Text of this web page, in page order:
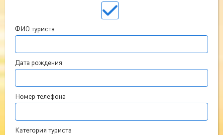
ФИО туриста
Дата рождения
Номер телефона
Категория туриста